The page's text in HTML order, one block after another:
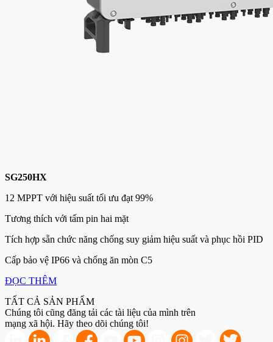
SG250HX
12 MPPT với hiệu suất tối ưu đạt 99%
Tương thích với tấm pin hai mặt
Tích hợp sẵn chức năng chống suy giảm hiệu suất và phục hồi PID
Cấp bảo vệ IP66 và chống ăn mòn C5
ĐỌC THÊM
TẤT CẢ SẢN PHẨM
Chúng tôi cũng đăng tải các tài liệu của mình trên
mạng xã hội. Hãy theo dõi chúng tôi!